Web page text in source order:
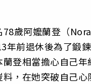
歲阿嬤蘭登（Nora
年前退休後為了鍛
登相當擔心自己年
，在她突破自己心